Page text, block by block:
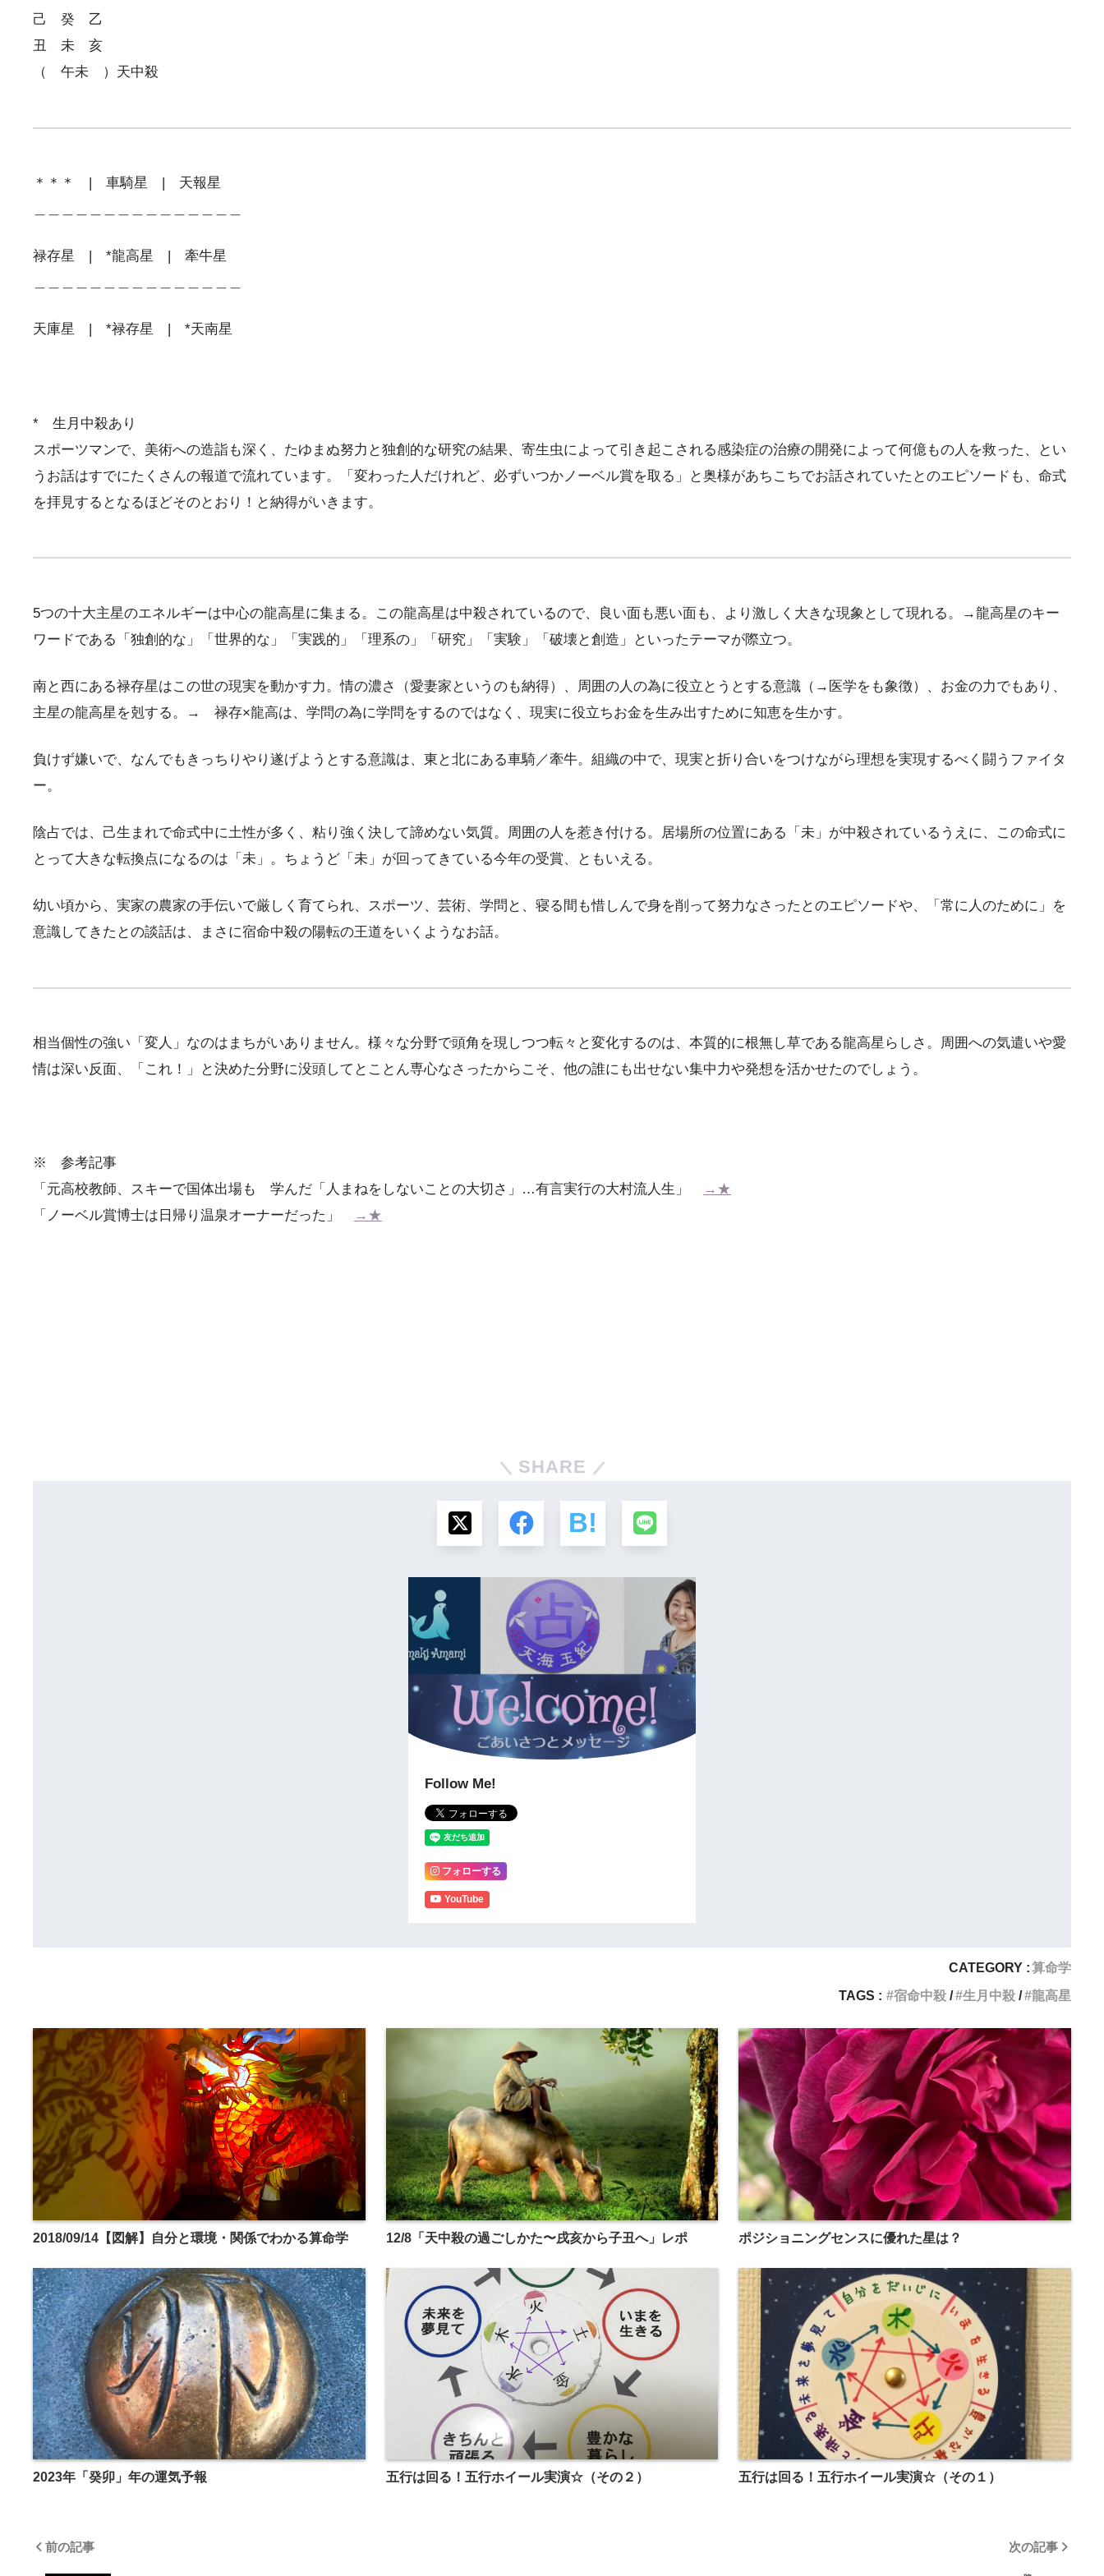
己 癸 乙
丑 未 亥
（ 午未 ）天中殺
＊＊＊ | 車騎星 | 天報星
禄存星 | *龍高星 | 牽牛星
天庫星 | *禄存星 | *天南星
* 生月中殺あり
スポーツマンで、美術への造詣も深く、たゆまぬ努力と独創的な研究の結果、寄生虫によって引き起こされる感染症の治療の開発によって何億もの人を救った、とい
うお話はすでにたくさんの報道で流れています。「変わった人だけれど、必ずいつかノーベル賞を取る」と奥様があちこちでお話されていたとのエピソードも、命式
を拝見するとなるほどそのとおり！と納得がいきます。
5つの十大主星のエネルギーは中心の龍高星に集まる。この龍高星は中殺されているので、良い面も悪い面も、より激しく大きな現象として現れる。→龍高星のキー
ワードである「独創的な」「世界的な」「実践的」「理系の」「研究」「実験」「破壊と創造」といったテーマが際立つ。
南と西にある禄存星はこの世の現実を動かす力。情の濃さ（愛妻家というのも納得）、周囲の人の為に役立とうとする意識（→医学をも象徴）、お金の力でもあり、
主星の龍高星を剋する。→ 禄存×龍高は、学問の為に学問をするのではなく、現実に役立ちお金を生み出すために知恵を生かす。
負けず嫌いで、なんでもきっちりやり遂げようとする意識は、東と北にある車騎／牽牛。組織の中で、現実と折り合いをつけながら理想を実現するべく闘うファイタ
ー。
陰占では、己生まれで命式中に土性が多く、粘り強く決して諦めない気質。周囲の人を惹き付ける。居場所の位置にある「未」が中殺されているうえに、この命式に
とって大きな転換点になるのは「未」。ちょうど「未」が回ってきている今年の受賞、ともいえる。
幼い頃から、実家の農家の手伝いで厳しく育てられ、スポーツ、芸術、学問と、寝る間も惜しんで身を削って努力なさったとのエピソードや、「常に人のために」を
意識してきたとの談話は、まさに宿命中殺の陽転の王道をいくようなお話。
相当個性の強い「変人」なのはまちがいありません。様々な分野で頭角を現しつつ転々と変化するのは、本質的に根無し草である龍高星らしさ。周囲への気遣いや愛
情は深い反面、「これ！」と決めた分野に没頭してとことん専心なさったからこそ、他の誰にも出せない集中力や発想を活かせたのでしょう。
※ 参考記事
「元高校教師、スキーで国体出場も 学んだ「人まねをしないことの大切さ」…有言実行の大村流人生」
→★
「ノーベル賞博士は日帰り温泉オーナーだった」
→★
SHARE
Follow Me!
フォローする
YouTube
CATEGORY :算命学
TAGS :
宿命中殺 生月中殺 龍高星
2018/09/14【図解】自分と環境・関係でわかる算命学 12/8「天中殺の過ごしかた〜戌亥から子丑へ」レポ ポジショニングセンスに優れた星は？
2023年「癸卯」年の運気予報 五行は回る！五行ホイール実演☆（その２） 五行は回る！五行ホイール実演☆（その１）
前の記事 次の記事